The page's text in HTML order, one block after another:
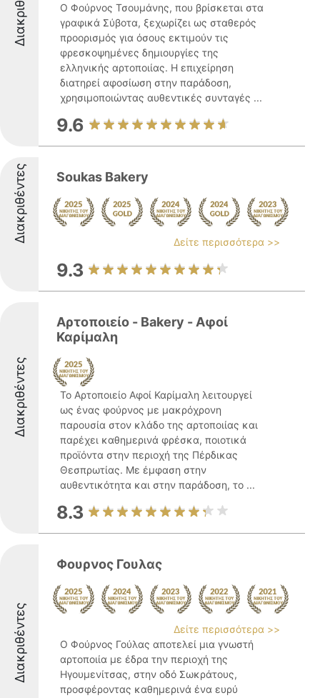
Ο Φούρνος Τσουμάνης, που βρίσκεται στα
γραφικά Σύβοτα, ξεχωρίζει ως σταθερός
προορισμός για όσους εκτιμούν τις
φρεσκοψημένες δημιουργίες της
ελληνικής αρτοποιίας. Η επιχείρηση
διατηρεί αφοσίωση στην παράδοση,
χρησιμοποιώντας αυθεντικές συνταγές ...
9.6
Διακριθέντες Soukas Bakery
Δείτε περισσότερα >>
9.3
Διακριθέντες
Αρτοποιείο - Bakery - Αφοί
Καρίμαλη
Το Αρτοποιείο Αφοί Καρίμαλη λειτουργεί
ως ένας φούρνος με μακρόχρονη
παρουσία στον κλάδο της αρτοποιίας και
παρέχει καθημερινά φρέσκα, ποιοτικά
προϊόντα στην περιοχή της Πέρδικας
Θεσπρωτίας. Με έμφαση στην
αυθεντικότητα και στην παράδοση, το ...
8.3
Διακριθέντες
Φουρνος Γουλας
Δείτε περισσότερα >>
Ο Φούρνος Γούλας αποτελεί μια γνωστή
αρτοποιία με έδρα την περιοχή της
Ηγουμενίτσας, στην οδό Σωκράτους,
προσφέροντας καθημερινά ένα ευρύ